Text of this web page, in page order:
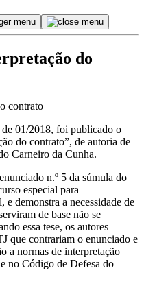
do
01/2018, foi publicado o
do contrato”, de autoria de
Carneiro da Cunha.
n.º 5 da súmula do
especial para
e demonstra a necessidade de
de base não se
essa tese, os autores
que contrariam o enunciado e
a normas de interpretação
no Código de Defesa do